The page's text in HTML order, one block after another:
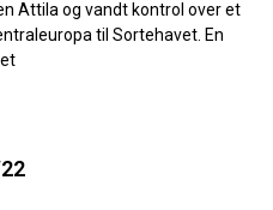
Attila og vandt kontrol over et
til Sortehavet. En